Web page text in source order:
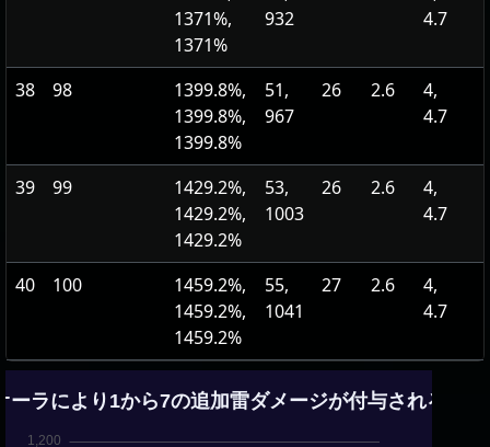
1371%,
1371%
932
4.7
38 98
1399.8%,
1399.8%,
1399.8%
51,
967
26 2.6
4,
4.7
39 99
1429.2%,
1429.2%,
1429.2%
53,
1003
26 2.6
4,
4.7
40 100
1459.2%,
1459.2%,
1459.2%
55,
1041
27 2.6
4,
4.7